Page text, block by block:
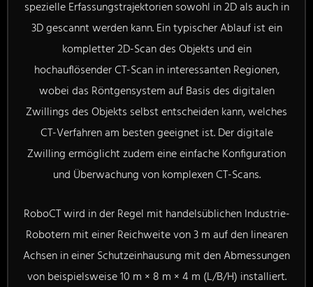
spezielle Erfassungstrajektorien sowohl in 2D als auch in
3D gescannt werden kann. Ein typischer Ablauf ist ein
kompletter 2D-Scan des Objekts und ein
hochauflösender CT-Scan in interessanten Regionen,
wobei das Röntgensystem auf Basis des digitalen
Zwillings des Objekts selbst entscheiden kann, welches
CT-Verfahren am besten geeignet ist. Der digitale
Zwilling ermöglicht zudem eine einfache Konfiguration
und Überwachung von komplexen CT-Scans.
RoboCT wird in der Regel mit handelsüblichen Industrie-
Robotern mit einer Reichweite von 3 m auf den linearen
Achsen in einer Schutzeinhausung mit den Abmessungen
von beispielsweise 10 m × 8 m × 4 m (L/B/H) installiert.